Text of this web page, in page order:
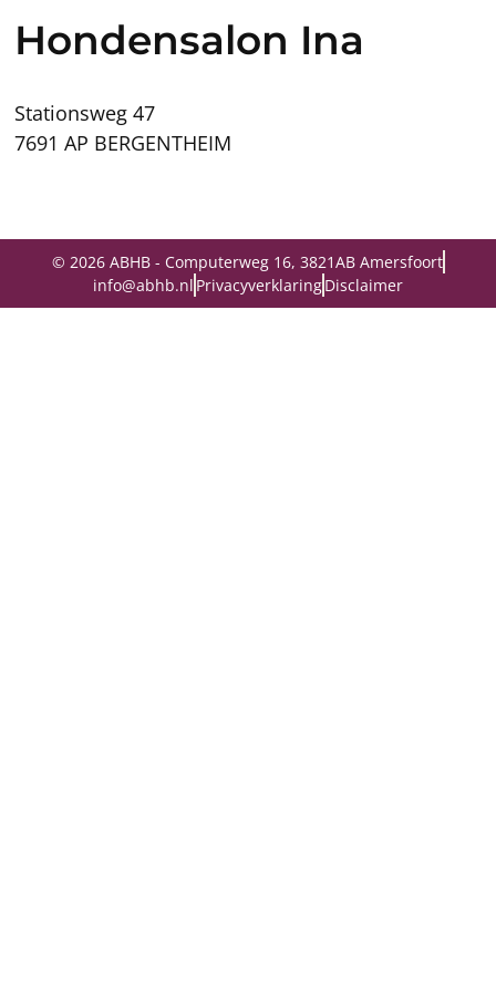
Hondensalon Ina
Stationsweg 47
7691 AP BERGENTHEIM
© 2026 ABHB - Computerweg 16, 3821AB Amersfoort
info@abhb.nl PrivacyverklaringDisclaimer